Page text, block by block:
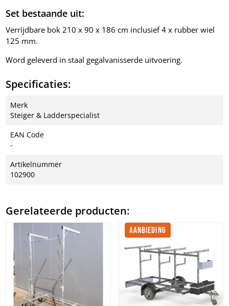
Set bestaande uit:
Verrijdbare bok 210 x 90 x 186 cm inclusief 4 x rubber wiel
125 mm.
Word geleverd in staal gegalvanisserde uitvoering.
Specificaties:
Merk
Steiger & Ladderspecialist
EAN Code
-
Artikelnummer
102900
Gerelateerde producten:
AANBIEDING